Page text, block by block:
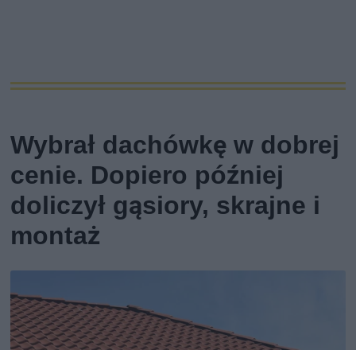
Wybrał dachówkę w dobrej
cenie. Dopiero później
doliczył gąsiory, skrajne i
montaż